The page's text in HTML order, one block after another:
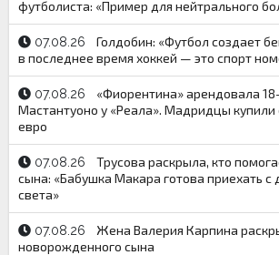
футболиста: «Пример для нейтрального
07.08.26
Голдобин: «Футбол создает
в последнее время хоккей — это спорт
07.08.26
«Фиорентина» арендовала
Мастантуоно у «Реала». Мадридцы купили
евро
07.08.26
Трусова раскрыла, кто
сына: «Бабушка Макара готова приехать с
света»
07.08.26
Жена Валерия Карпина
новорожденного сына